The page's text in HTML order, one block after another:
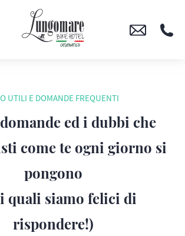
UTILI E DOMANDE FREQUENTI
ed i dubbi che
come te ogni giorno si
pongono
quali siamo felici di
rispondere!)